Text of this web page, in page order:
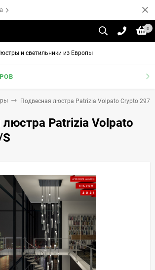
0
и светильники из Европы
Подвесная люстра Patrizia Volpato Crypto 297/
Patrizia Volpato